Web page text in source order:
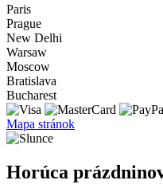
Paris
Prague
New Delhi
Warsaw
Moscow
Bratislava
Bucharest
Mapa stránok
Horúca